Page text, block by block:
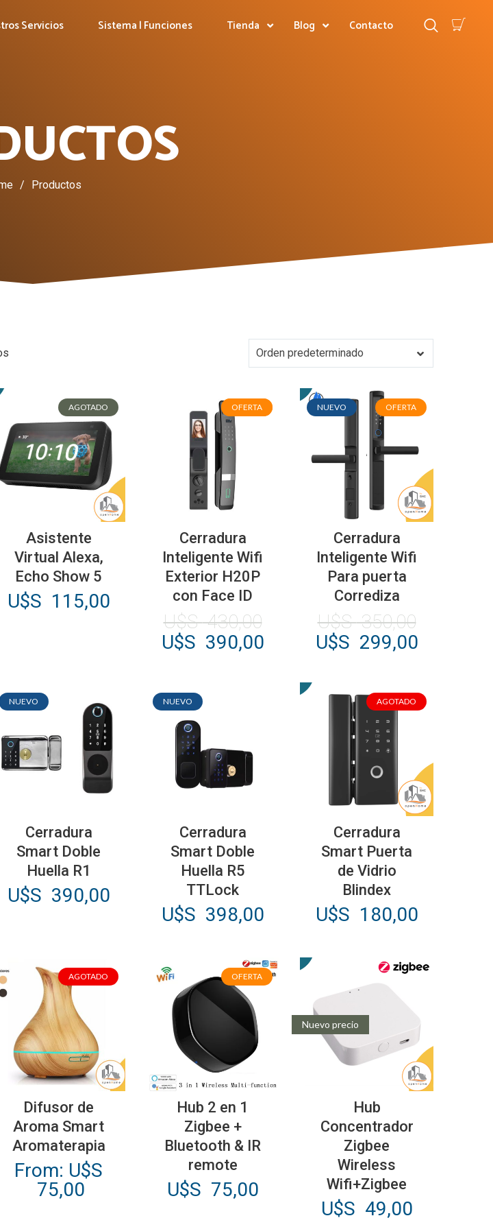
Servicios Sistema | Funciones Tienda Blog Contacto
/ Productos
Orden predeterminado
AGOTADO
Asistente
Virtual Alexa,
Echo Show 5
U$S 115,00
OFERTA
OFERTA
Cerradura
Inteligente Wifi
Exterior H20P
con Face ID
U$S430,00
El
era:
U$S
430,00.
U$S 390,00El
actual
NUEVO OFERTA
Cerradura
Inteligente Wifi
Para puerta
Corrediza
U$S350,00
El
era:
350,00.
U$S 299,00El
es:
U$S
NUEVO
Cerradura
Smart Doble
Huella R1
U$S 390,00
NUEVO
Cerradura
Smart Doble
Huella R5
TTLock
U$S 398,00
AGOTADO
Cerradura
Smart Puerta
de Vidrio
Blindex
U$S 180,00
AGOTADO
Este
producto
tiene
múltiples
variantes.
Las
opciones
Difusor de
Aroma Smart
Aromaterapia
From: U$S
75,00
OFERTA
Hub 2 en 1
Zigbee +
Bluetooth & IR
remote
U$S 75,00
Nuevo precio
Hub
Concentrador
Zigbee
Wireless
Wifi+Zigbee
U$S 49,00